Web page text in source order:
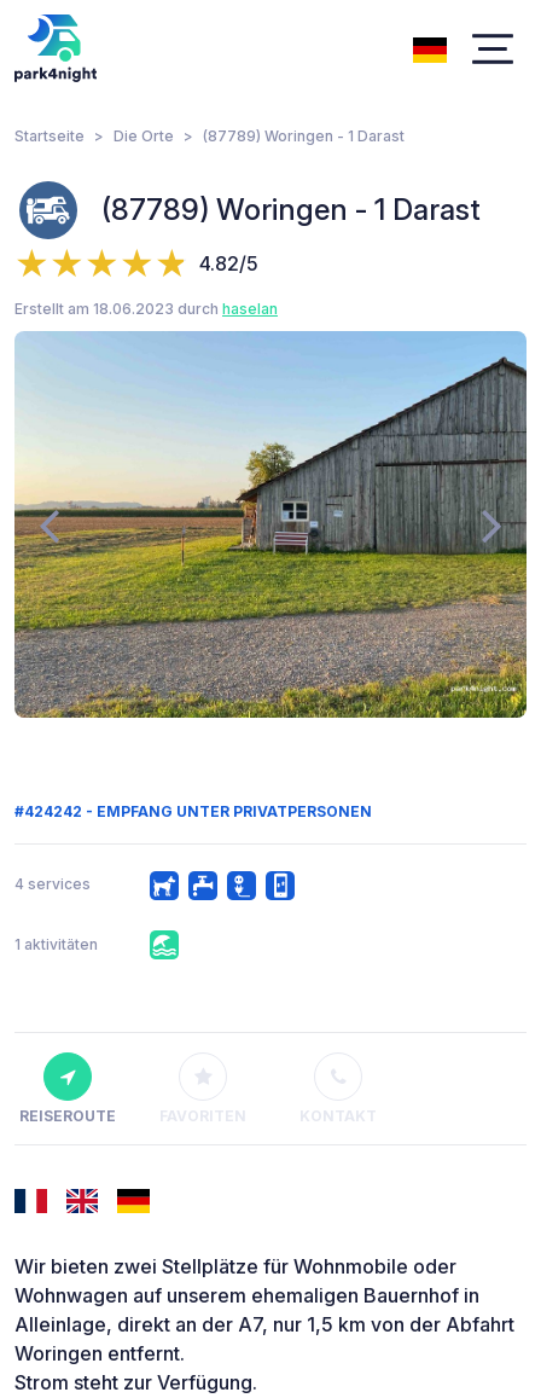
Startseite Die Orte (87789) Woringen - 1 Darast
(87789) Woringen - 1 Darast
4.82/5
Erstellt am 18.06.2023 durch haselan
#424242 - EMPFANG UNTER PRIVATPERSONEN
4 services
1 aktivitäten
REISEROUTE FAVORITEN KONTAKT
Wir bieten zwei Stellplätze für Wohnmobile oder
Wohnwagen auf unserem ehemaligen Bauernhof in
Alleinlage, direkt an der A7, nur 1,5 km von der Abfahrt
Woringen entfernt.
Strom steht zur Verfügung.